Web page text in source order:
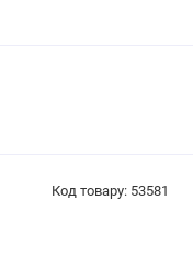
Код товару: 53581